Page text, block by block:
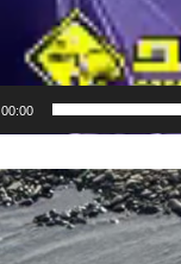
00:00